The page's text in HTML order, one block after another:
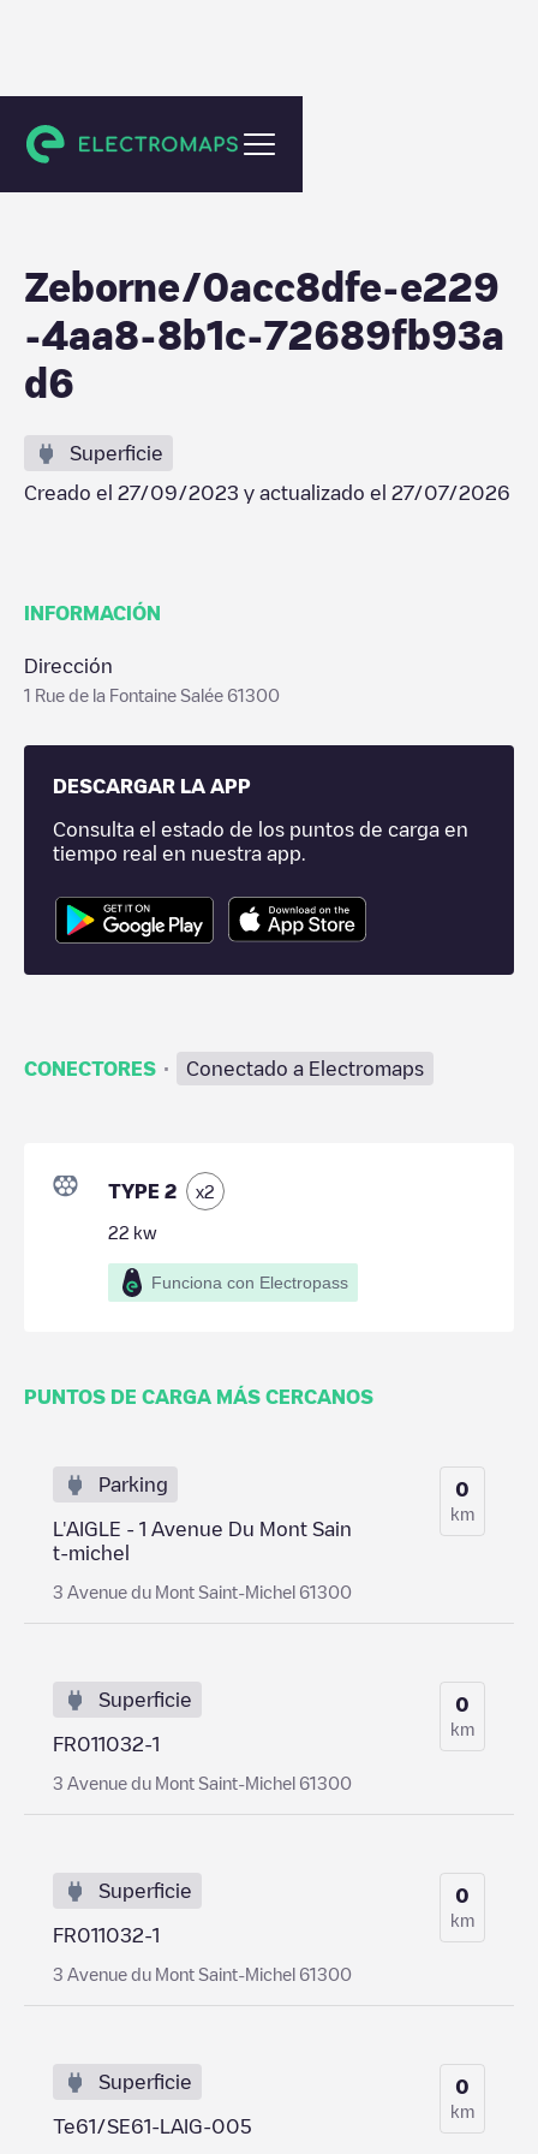
L'Aigle
Zeborne/0acc8dfe-e229
-4aa8-8b1c-72689fb93a
d6
Superficie
Creado el 27/09/2023 y actualizado el 27/07/2026
INFORMACIÓN
Dirección
1 Rue de la Fontaine Salée 61300
DESCARGAR LA APP
Consulta el estado de los puntos de carga en
tiempo real en nuestra app.
CONECTORES · Conectado a Electromaps
TYPE 2 x2
22 kw
Funciona con Electropass
PUNTOS DE CARGA MÁS CERCANOS
Parking
L'AIGLE - 1 Avenue Du Mont Sain
t-michel
3 Avenue du Mont Saint-Michel 61300
0
km
Superficie
FR011032-1
3 Avenue du Mont Saint-Michel 61300
0
km
Superficie
FR011032-1
3 Avenue du Mont Saint-Michel 61300
0
km
Superficie
Te61/SE61-LAIG-005
0
km